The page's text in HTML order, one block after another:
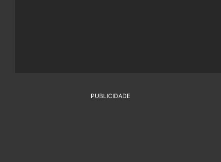
PUBLICIDADE